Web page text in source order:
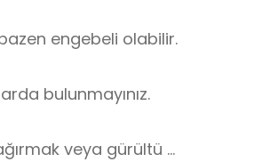
engebeli olabilir.
bulunmayınız.
veya gürültü